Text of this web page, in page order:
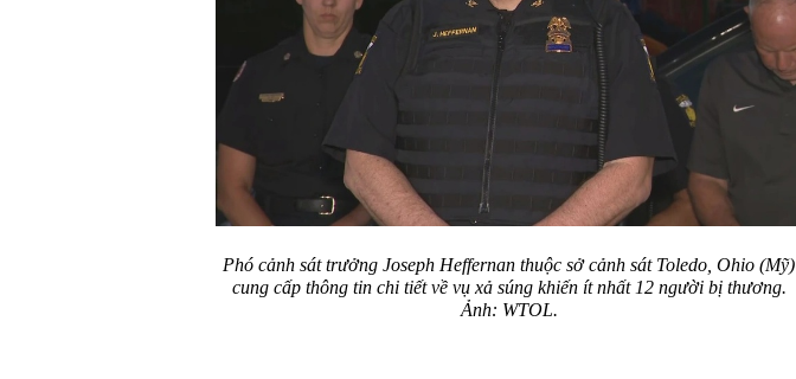
Phó cảnh sát trưởng Joseph Heffernan thuộc sở cảnh sát Toledo, Ohio (Mỹ)
cung cấp thông tin chi tiết về vụ xả súng khiến ít nhất 12 người bị thương.
Ảnh: WTOL.